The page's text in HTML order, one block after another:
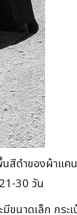
ดำของผ้าแคน
30 วัน
นาดเล็ก กระ